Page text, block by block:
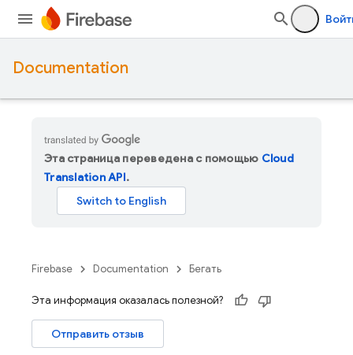
Documentation
Эта страница переведена с помощью Cloud
Translation API.
Firebase Documentation Бегать
Эта информация оказалась полезной?
Отправить отзыв